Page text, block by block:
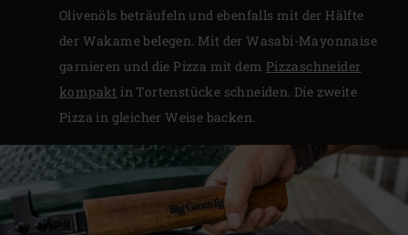
Olivenöls beträufeln und ebenfalls mit der Hälfte
der Wakame belegen. Mit der Wasabi-Mayonnaise
garnieren und die Pizza mit dem Pizzaschneider
kompakt in Tortenstücke schneiden. Die zweite
Pizza in gleicher Weise backen.